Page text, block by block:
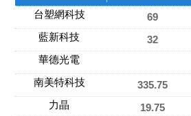
台塑網科技
69
藍新科技
32
華德光電
南美特科技
335.75
力晶
19.75